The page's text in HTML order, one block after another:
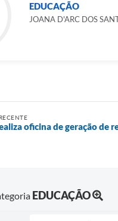
EDUCAÇÃO
JOANA D'ARC DOS
oficina de geração de
EDUCAÇÃO